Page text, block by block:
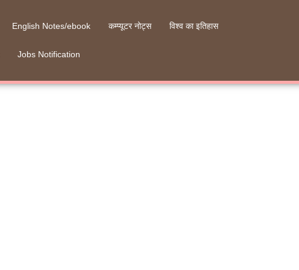
English Notes/ebook कम्प्यूटर नोट्स विश्व का इतिहास
Jobs Notification